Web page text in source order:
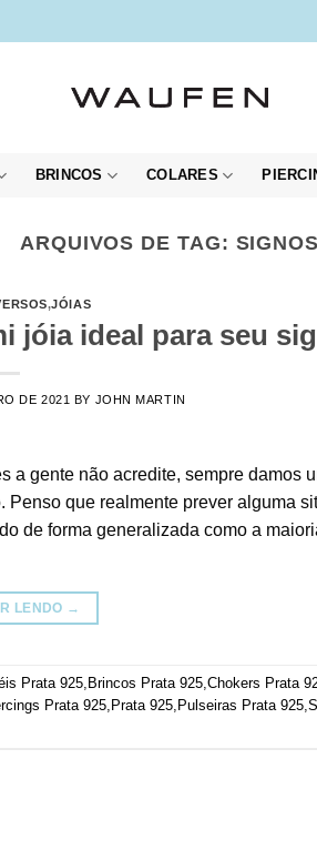
BRINCOS COLARES
ARQUIVOS DE TAG: SIGNOS
,JÓIAS
jóia ideal para seu
DE 2021 BY JOHN MARTIN
a gente não acredite, sempre damos
que realmente prever alguma
de forma generalizada como a
LENDO →
Prata 925, Brincos Prata 925,Chokers Prata
Prata 925, Prata 925, Pulseiras Prata 925,